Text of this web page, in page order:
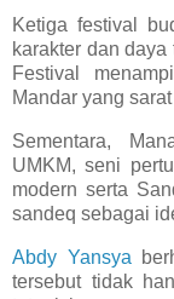
Ketiga festival
karakter dan
Festival
Mandar yang
Sementara,
UMKM, seni
modern serta
sandeq sebagai
Abdy Yansya
tersebut tidak